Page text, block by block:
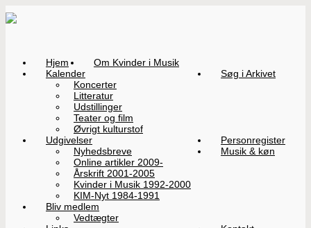
Hjem
Om Kvinder i Musik
Kalender
Koncerter
Litteratur
Udstillinger
Teater og film
Øvrigt kulturstof
Søg i Arkivet
Udgivelser
Nyhedsbreve
Online artikler 2009-
Årskrift 2001-2005
Kvinder i Musik 1992-2000
KIM-Nyt 1984-1991
Personregister
Musik & køn
Bliv medlem
Vedtægter